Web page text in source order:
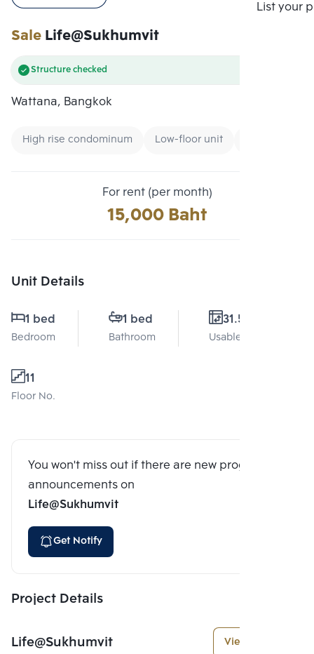
List your
SaleLife@Sukhumvit
Structure checked
Wattana, Bangkok
High rise condominum Low-floor unit
For rent (per month)
15,000 Baht
Unit Details
1 bed
Bedroom
1 bed
Bathroom
31.5 Sq.m.
Usable area
11
Floor No.
You won't miss out if there are new program
announcements on
Life@Sukhumvit
Get Notify
Project Details
Life@Sukhumvit View More